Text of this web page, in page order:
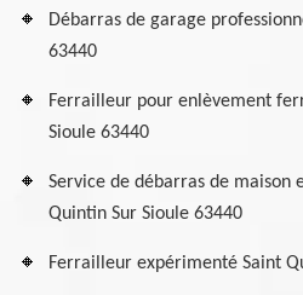
Débarras de garage
63440
Ferrailleur pour enlèvement
Sioule 63440
Service de débarras de maison
Quintin Sur Sioule 63440
Ferrailleur expérimenté Saint